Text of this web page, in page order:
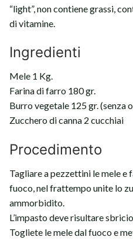
“light”, non contiene grassi,
di vitamine.
Ingredienti
Mele 1 Kg.
Farina di farro 180 gr.
Burro vegetale 125 gr. (senza
Zucchero di canna 2 cucchiai
Procedimento
Tagliare a pezzettini le mele e
fuoco, nel frattempo unite lo
ammorbidito.
L’impasto deve risultare
Togliete le mele dal fuoco e